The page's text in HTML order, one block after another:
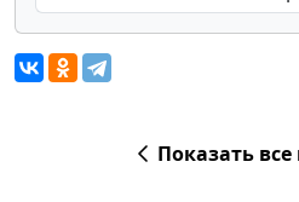
Показать